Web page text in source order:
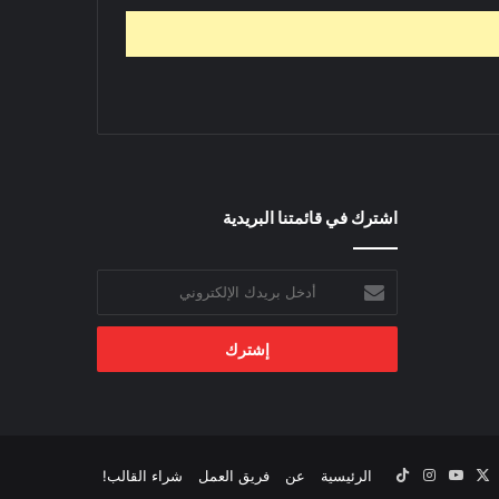
اشترك في قائمتنا البريدية
بريدك
الإلكتروني
الرئيسية عن فريق العمل شراء القالب! ‫YouTubeانستقرام‫TikTok